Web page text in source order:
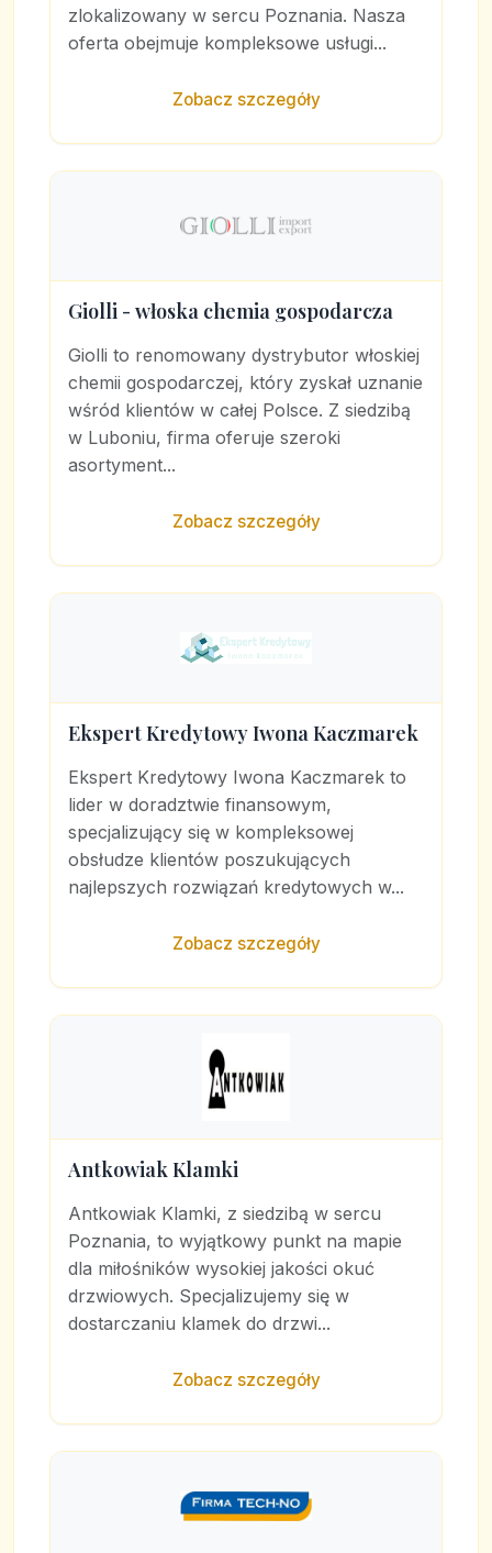
zlokalizowany w sercu Poznania. Nasza
oferta obejmuje kompleksowe usługi...
Zobacz szczegóły
Giolli - włoska chemia gospodarcza
Giolli to renomowany dystrybutor włoskiej
chemii gospodarczej, który zyskał uznanie
wśród klientów w całej Polsce. Z siedzibą
w Luboniu, firma oferuje szeroki
asortyment...
Zobacz szczegóły
Ekspert Kredytowy Iwona Kaczmarek
Ekspert Kredytowy Iwona Kaczmarek to
lider w doradztwie finansowym,
specjalizujący się w kompleksowej
obsłudze klientów poszukujących
najlepszych rozwiązań kredytowych w...
Zobacz szczegóły
Antkowiak Klamki
Antkowiak Klamki, z siedzibą w sercu
Poznania, to wyjątkowy punkt na mapie
dla miłośników wysokiej jakości okuć
drzwiowych. Specjalizujemy się w
dostarczaniu klamek do drzwi...
Zobacz szczegóły